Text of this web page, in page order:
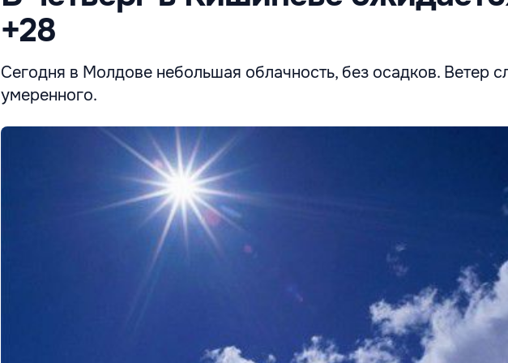
+28
Сегодня в Молдове небольшая облачность, без осадков. Ветер
умеренного.